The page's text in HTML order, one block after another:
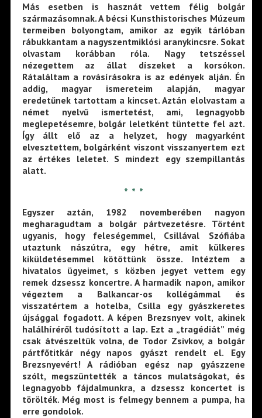
Más esetben is hasznát vettem félig bolgár
származásomnak. A bécsi Kunsthistorisches Múzeum
termeiben bolyongtam, amikor az egyik tárlóban
rábukkantam a nagyszentmiklósi aranykincsre. Sokat
olvastam korábban róla. Nagy tetszéssel
nézegettem az állat díszeket a korsókon.
Rátaláltam a rovásírásokra is az edények alján. Én
addig, magyar ismereteim alapján, magyar
eredetűnek tartottam a kincset. Aztán elolvastam a
német nyelvű ismertetést, ami, legnagyobb
meglepetésemre, bolgár leletként tüntette fel azt.
Így állt elő az a helyzet, hogy magyarként
elvesztettem, bolgárként viszont visszanyertem ezt
az értékes leletet. S mindezt egy szempillantás
alatt.
* * *
Egyszer aztán, 1982 novemberében nagyon
megharagudtam a bolgár pártvezetésre. Történt
ugyanis, hogy feleségemmel, Csillával Szófiába
utaztunk nászútra, egy hétre, amit külkeres
kiküldetésemmel kötöttünk össze. Intéztem a
hivatalos ügyeimet, s közben jegyet vettem egy
remek dzsessz koncertre. A harmadik napon, amikor
végeztem a Balkancar-os kollégámmal és
visszatértem a hotelba, Csilla egy gyászkeretes
újsággal fogadott. A képen Brezsnyev volt, akinek
halálhíréről tudósított a lap. Ezt a „tragédiát” még
csak átvészeltük volna, de Todor Zsivkov, a bolgár
pártfőtitkár négy napos gyászt rendelt el. Egy
Brezsnyevért! A rádióban egész nap gyászzene
szólt, megszüntették a táncos mulatságokat, és
legnagyobb fájdalmunkra, a dzsessz koncertet is
törölték. Még most is felmegy bennem a pumpa, ha
erre gondolok.